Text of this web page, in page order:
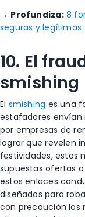
→ Profundiza: 8
seguras y legítimas
10. El
smishing
El smishing es una
estafadores envían
por empresas de
lograr que revelen
festividades, estos
supuestas ofertas
estos enlaces
diseñados para
con precaución los